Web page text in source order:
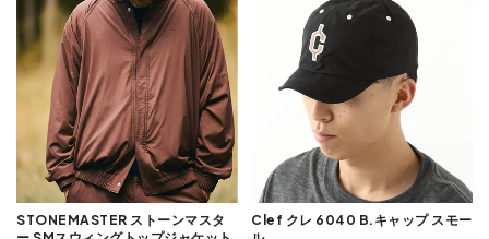
STONEMASTER ストーンマスタ
Clef クレ 6040 B.キャップ スモー